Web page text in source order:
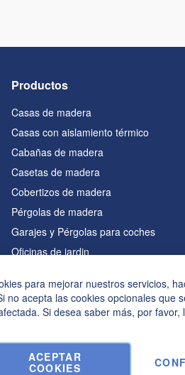
Productos
Casas de madera
Casas con aislamiento térmico
Cabañas de madera
Casetas de madera
Cobertizos de madera
Pérgolas de madera
Garajes y Pérgolas para coches
Oficinas de jardin
Casetas en forma de A
Bañeras de hidromasaje
para mejorar nuestros servicios,
no acepta las cookies opcionales que
Si desea saber más, por favor,
ACEPTAR
COOKIES